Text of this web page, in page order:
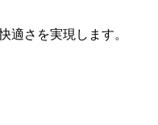
適さを実現します。